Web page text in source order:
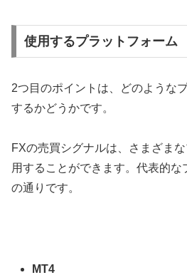
使用するプラットフォーム
2つ目のポイントは、どのような
するかどうかです。
FXの売買シグナルは、さまざま
用することができます。代表的
の通りです。
MT4